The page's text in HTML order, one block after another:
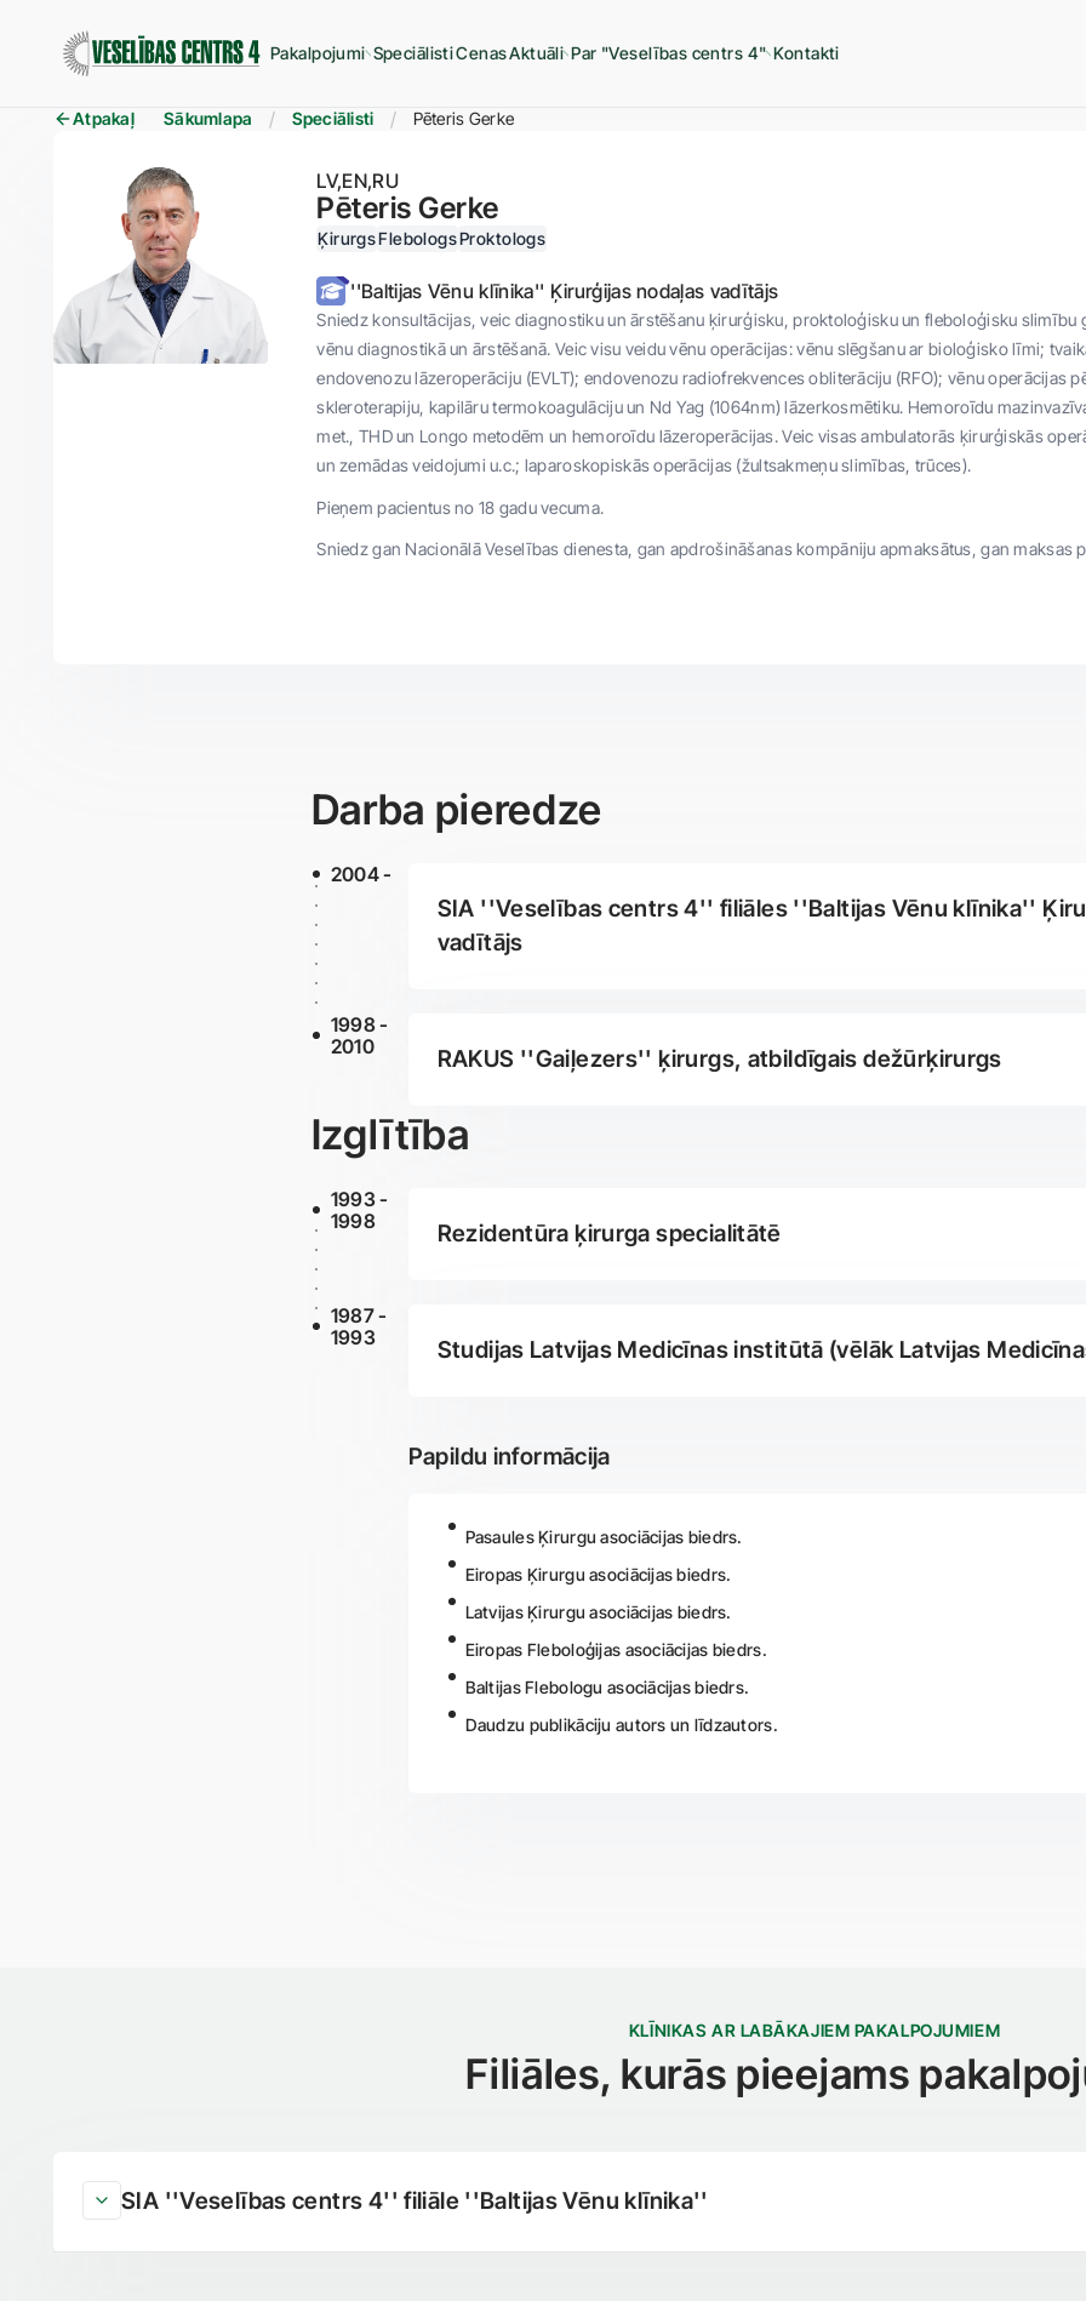
Pakalpojumi SpeciālistiCenasAktuāli Par "Veselības centrs 4" Kontakti
Atpakaļ Sākumlapa Speciālisti Pēteris Gerke
LV EN RU
Pēteris Gerke
ĶirurgsFlebologsProktologs
''Baltijas Vēnu klīnika'' Ķirurģijas nodaļas vadītājs
Sniedz konsultācijas, veic diagnostiku un ārstēšanu ķirurģisku, proktoloģisku un fleboloģisku slimību
vēnu diagnostikā un ārstēšanā. Veic visu veidu vēnu operācijas: vēnu slēgšanu ar bioloģisko līmi;
endovenozu lāzeroperāciju (EVLT); endovenozu radiofrekvences obliterāciju (RFO); vēnu operācijas
skleroterapiju, kapilāru termokoagulāciju un Nd Yag (1064nm) lāzerkosmētiku. Hemoroīdu
met., THD un Longo metodēm un hemoroīdu lāzeroperācijas. Veic visas ambulatorās ķirurģiskās
un zemādas veidojumi u.c.; laparoskopiskās operācijas (žultsakmeņu slimības, trūces).
Pieņem pacientus no 18 gadu vecuma.
Sniedz gan Nacionālā Veselības dienesta, gan apdrošināšanas kompāniju apmaksātus, gan maksas
Darba pieredze
2004 -
SIA ''Veselības centrs 4'' filiāles ''Baltijas Vēnu klīnika''
vadītājs
1998 -
2010
RAKUS ''Gaiļezers'' ķirurgs, atbildīgais dežūrķirurgs
Izglītība
1993 -
1998
Rezidentūra ķirurga specialitātē
1987 -
1993
Studijas Latvijas Medicīnas institūtā (vēlāk Latvijas
Papildu informācija
Pasaules Ķirurgu asociācijas biedrs.
Eiropas Ķirurgu asociācijas biedrs.
Latvijas Ķirurgu asociācijas biedrs.
Eiropas Fleboloģijas asociācijas biedrs.
Baltijas Flebologu asociācijas biedrs.
Daudzu publikāciju autors un līdzautors.
KLĪNIKAS AR LABĀKAJIEM PAKALPOJUMIEM
Filiāles, kurās pieejams
SIA ''Veselības centrs 4'' filiāle ''Baltijas Vēnu klīnika''